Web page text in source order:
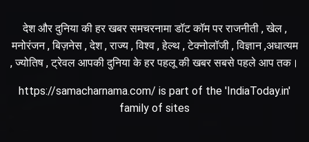
देश और दुनिया की हर खबर समचरनामा डॉट कॉम पर राजनीती , खेल ,
मनोरंजन , बिज़नेस , देश , राज्य , विश्व , हेल्थ , टेक्नोलॉजी , विज्ञान ,अधात्यम
, ज्योतिष , ट्रेवल आपकी दुनिया के हर पहलू की खबर सबसे पहले आप तक।
https://samacharnama.com/ is part of the 'IndiaToday.in'
family of sites